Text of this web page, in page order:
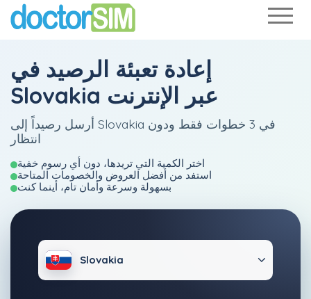
إعادة تعبئة الرصيد في
Slovakia عبر الإنترنت
أرسل رصيداً إلى Slovakia في 3 خطوات فقط ودون
انتظار
اختر الكمية التي تريدها، دون أي رسوم خفية
استفد من أفضل العروض والخصومات المتاحة
بسهولة وسرعة وأمان تام، أينما كنت
Slovakia